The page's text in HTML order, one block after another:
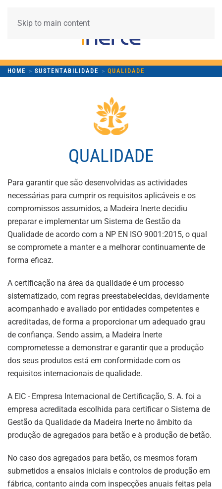
Skip to main content
HOME SUSTENTABILIDADE QUALIDADE
QUALIDADE
Para garantir que são desenvolvidas as actividades
necessárias para cumprir os requisitos aplicáveis e os
compromissos assumidos, a Madeira Inerte decidiu
preparar e implementar um Sistema de Gestão da
Qualidade de acordo com a NP EN ISO 9001:2015, o qual
se compromete a manter e a melhorar continuamente de
forma eficaz.
A certificação na área da qualidade é um processo
sistematizado, com regras preestabelecidas, devidamente
acompanhado e avaliado por entidades competentes e
acreditadas, de forma a proporcionar um adequado grau
de confiança. Sendo assim, a Madeira Inerte
comprometesse a demonstrar e garantir que a produção
dos seus produtos está em conformidade com os
requisitos internacionais de qualidade.
A EIC - Empresa Internacional de Certificação, S. A. foi a
empresa acreditada escolhida para certificar o Sistema de
Gestão da Qualidade da Madeira Inerte no âmbito da
produção de agregados para betão e à produção de betão.
No caso dos agregados para betão, os mesmos foram
submetidos a ensaios iniciais e controlos de produção em
fábrica, contanto ainda com inspecções anuais feitas pela